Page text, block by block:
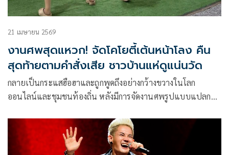
21 เมษายน 2569
งานศพสุดแหวก! จัดโคโยตี้เต้นหน้าโลง คืน
สุดท้ายตามคำสั่งเสีย ชาวบ้านแห่ดูแน่นวัด
กลายเป็นกระแสฮือฮาและถูกพูดถึงอย่างกว้างขวางในโลก
ออนไลน์และชุมชนท้องถิ่น หลังมีการจัดงานศพรูปแบบแปลก